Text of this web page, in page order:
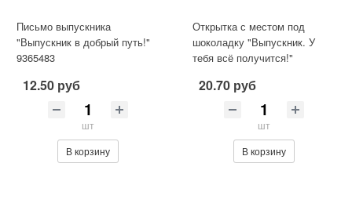
Письмо выпускника
"Выпускник в добрый путь!"
9365483
12.50 руб
шт
В корзину
Открытка с местом под
шоколадку "Выпускник. У
тебя всё получится!"
20.70 руб
шт
В корзину